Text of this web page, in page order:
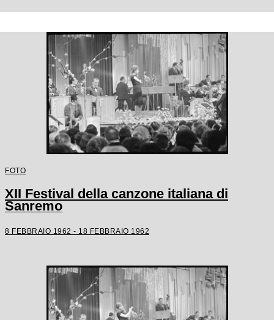
FOTO
XII Festival della canzone italiana di
Sanremo
8 FEBBRAIO 1962 - 18 FEBBRAIO 1962